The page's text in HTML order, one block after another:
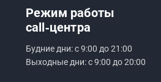
Режим работы
call‑центра
Будние дни: с 9:00 до 21:00
Выходные дни: с 9:00 до 20:00